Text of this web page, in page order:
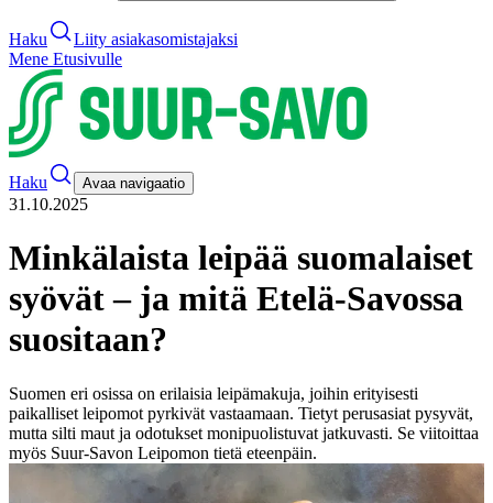
Haku
Liity asiakasomistajaksi
Mene Etusivulle
Haku Avaa navigaatio
31.10.2025
Minkälaista leipää suomalaiset
syövät – ja mitä Etelä-Savossa
suositaan?
Suomen eri osissa on erilaisia leipämakuja, joihin erityisesti
paikalliset leipomot pyrkivät vastaamaan. Tietyt perusasiat pysyvät,
mutta silti maut ja odotukset monipuolistuvat jatkuvasti. Se viitoittaa
myös Suur-Savon Leipomon tietä eteenpäin.